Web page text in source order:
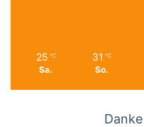
25 ℃
Sa.
31 ℃
So.